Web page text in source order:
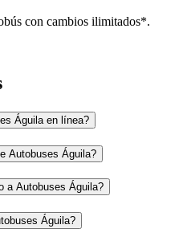
con cambios ilimitados*.
Águila en línea?
Autobuses Águila?
a Autobuses Águila?
Águila?